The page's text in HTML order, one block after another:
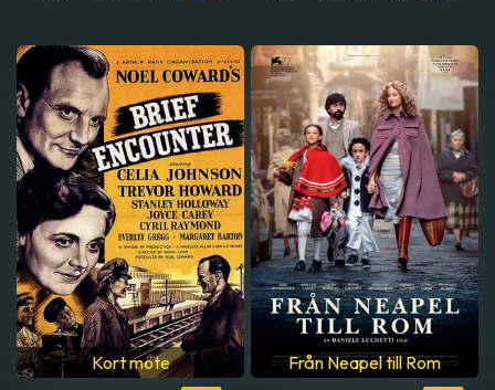
Kort möte Från Neapel till Rom